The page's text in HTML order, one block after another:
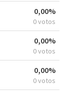
0,00%
0 votos
0,00%
0 votos
0,00%
0 votos